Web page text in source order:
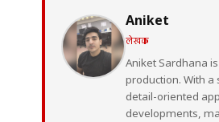
Aniket
लेखक
Aniket Sardhana
production. With
detail-oriented
developments,